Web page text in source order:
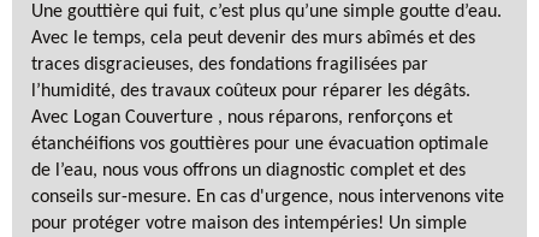
Une gouttière qui fuit, c’est plus qu’une simple goutte d’eau.
Avec le temps, cela peut devenir des murs abîmés et des
traces disgracieuses, des fondations fragilisées par
l’humidité, des travaux coûteux pour réparer les dégâts.
Avec Logan Couverture , nous réparons, renforçons et
étanchéifions vos gouttières pour une évacuation optimale
de l’eau, nous vous offrons un diagnostic complet et des
conseils sur-mesure. En cas d'urgence, nous intervenons vite
pour protéger votre maison des intempéries! Un simple